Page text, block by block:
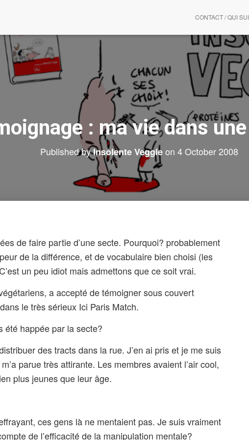
CONTACT / QUI
: ma vie dans
Published byInsolente Veggieon 4 October 2008
de faire partie d’une secte. Pourquoi? probablement
de la différence, et de vocabulaire bien choisi (les
un peu idiot mais admettons que ce soit vrai.
a accepté de témoigner sous couvert
le très sérieux Ici Paris Match.
été happée par la secte?
des tracts dans la rue. J’en ai pris et je me suis
parue très attirante. Les membres avaient l’air cool,
plus jeunes que leur âge.
ces gens là ne mentaient pas. Je suis vraiment
de l’efficacité de la manipulation mentale?